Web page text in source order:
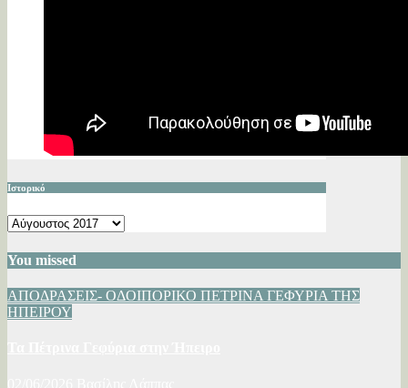
Ιστορικό
Ιστορικό
You missed
ΑΠΟΔΡΑΣΕΙΣ- ΟΔΟΙΠΟΡΙΚΟ ΠΕΤΡΙΝΑ ΓΕΦΥΡΙΑ ΤΗΣ
ΗΠΕΙΡΟΥ